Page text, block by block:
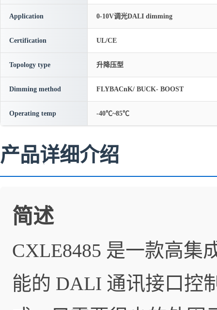
Application 0-10V调光DALI dimming
Certification UL/CE
Topology type 升降压型
Dimming method FLYBACnK/ BUCK- BOOST
Operating temp -40℃~85℃
产品详细介绍
简述
CXLE8485 是一款高集
能的 DALI 通讯接口控